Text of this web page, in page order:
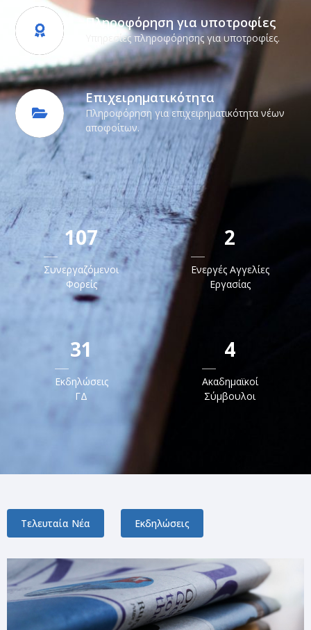
Πληροφόρηση για υποτροφίες
Υπηρεσίες πληροφόρησης για υποτροφίες.
Επιχειρηματικότητα
Πληροφόρηση για επιχειρηματικότητα νέων
αποφοίτων.
107
Συνεργαζόμενοι
Φορείς
2
Ενεργές Αγγελίες
Εργασίας
31
Εκδηλώσεις
ΓΔ
4
Ακαδημαϊκοί
Σύμβουλοι
Τελευταία Νέα Εκδηλώσεις